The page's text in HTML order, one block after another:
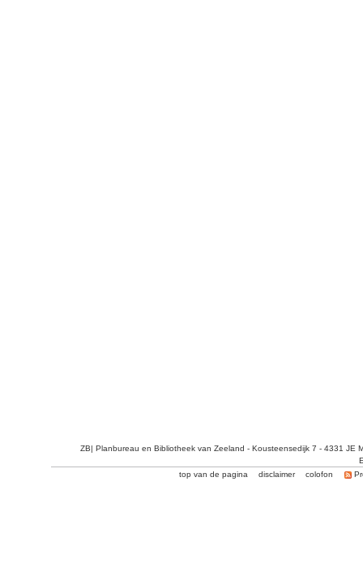
ZB| Planbureau en Bibliotheek van Zeeland - Kousteensedijk 7 - 4331 JE
top van de pagina
disclaimer colofon